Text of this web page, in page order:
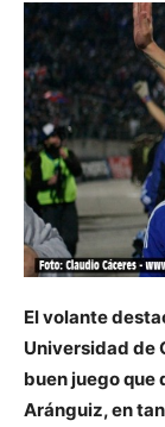
El volante
Universidad de
buen juego que
Aránguiz, en